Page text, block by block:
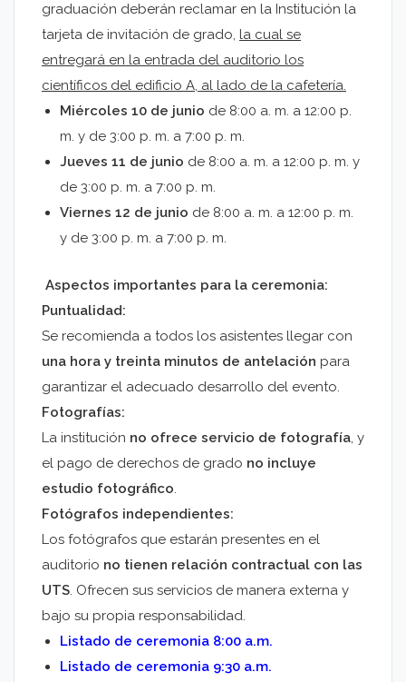
graduación deberán reclamar en la Institución la
tarjeta de invitación de grado, la cual se
entregará en la entrada del auditorio los
científicos del edificio A, al lado de la cafetería.
Miércoles 10 de junio de 8:00 a. m. a 12:00 p.
m. y de 3:00 p. m. a 7:00 p. m.
Jueves 11 de junio de 8:00 a. m. a 12:00 p. m. y
de 3:00 p. m. a 7:00 p. m.
Viernes 12 de junio de 8:00 a. m. a 12:00 p. m.
y de 3:00 p. m. a 7:00 p. m.
Aspectos importantes para la ceremonia:
Puntualidad:
Se recomienda a todos los asistentes llegar con
una hora y treinta minutos de antelación para
garantizar el adecuado desarrollo del evento.
Fotografías:
La institución no ofrece servicio de fotografía, y
el pago de derechos de grado no incluye
estudio fotográfico.
Fotógrafos independientes:
Los fotógrafos que estarán presentes en el
auditorio no tienen relación contractual con las
UTS. Ofrecen sus servicios de manera externa y
bajo su propia responsabilidad.
Listado de ceremonia 8:00 a.m.
Listado de ceremonia 9:30 a.m.